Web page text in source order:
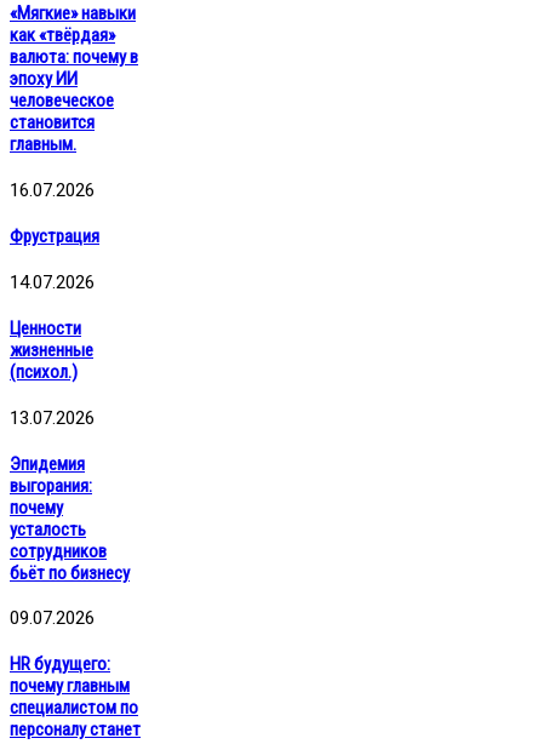
«Мягкие» навыки
как «твёрдая»
валюта: почему в
эпоху ИИ
человеческое
становится
главным.
16.07.2026
Фрустрация
14.07.2026
Ценности
жизненные
(психол.)
13.07.2026
Эпидемия
выгорания:
почему
усталость
сотрудников
бьёт по бизнесу
09.07.2026
HR будущего:
почему главным
специалистом по
персоналу станет